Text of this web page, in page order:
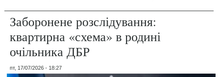
Заборонене розслідування:
квартирна «схема» в родині
очільника ДБР
пт, 17/07/2026 - 18:27